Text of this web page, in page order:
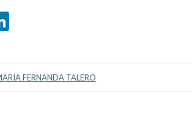
FERNANDA TALERO